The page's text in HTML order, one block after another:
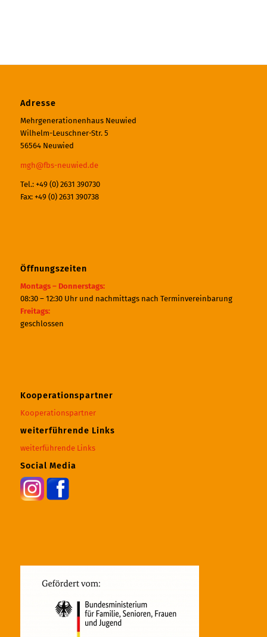
Adresse
Mehrgenerationenhaus Neuwied
Wilhelm-Leuschner-Str. 5
56564 Neuwied
mgh@fbs-neuwied.de
Tel.: +49 (0) 2631 390730
Fax: +49 (0) 2631 390738
Öffnungszeiten
Montags – Donnerstags:
08:30 – 12:30 Uhr und nachmittags nach Terminvereinbarung
Freitags:
geschlossen
Kooperationspartner
Kooperationspartner
weiterführende Links
weiterführende Links
Social Media